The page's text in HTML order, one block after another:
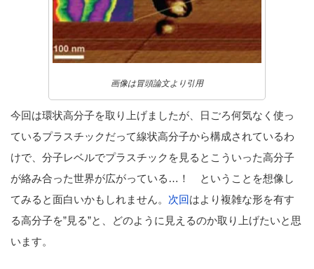
画像は冒頭論文より引用
今回は環状高分子を取り上げましたが、日ごろ何気なく使っ
ているプラスチックだって線状高分子から構成されているわ
けで、分子レベルでプラスチックを見るとこういった高分子
が絡み合った世界が広がっている…！ ということを想像し
てみると面白いかもしれません。 次回はより複雑な形を有す
る高分子を”見る”と、どのように見えるのか取り上げたいと思
います。